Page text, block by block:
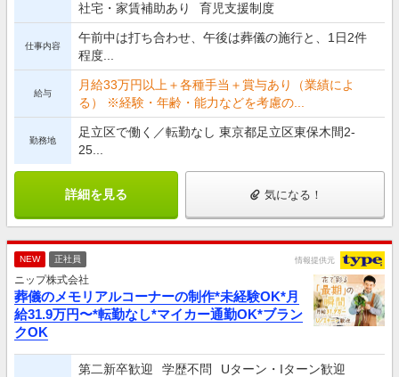
社宅・家賃補助あり
育児支援制度
仕事内容
午前中は打ち合わせ、午後は葬儀の施行と、1日2件
程度...
給与
月給33万円以上＋各種手当＋賞与あり（業績によ
る） ※経験・年齢・能力などを考慮の...
勤務地
足立区で働く／転勤なし 東京都足立区東保木間2-
25...
詳細を見る 気になる！
NEW 正社員 情報提供元
ニップ株式会社
葬儀のメモリアルコーナーの制作*未経験OK*月
給31.9万円〜*転勤なし*マイカー通勤OK*ブラン
クOK
第二新卒歓迎 学歴不問
Uターン・Iターン歓迎